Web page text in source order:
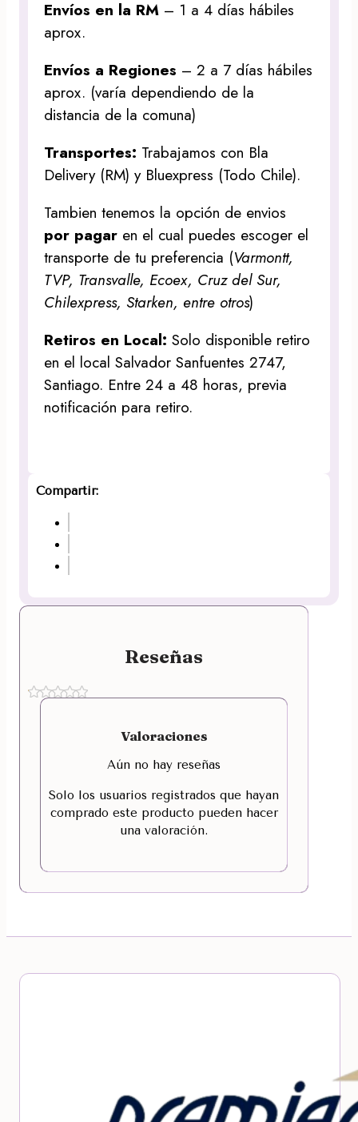
Envíos en la RM – 1 a 4 días hábiles
aprox.
Envíos a Regiones – 2 a 7 días hábiles
aprox. (varía dependiendo de la
distancia de la comuna)
Transportes: Trabajamos con Bla
Delivery (RM) y Bluexpress (Todo Chile).
Tambien tenemos la opción de envios
por pagar en el cual puedes escoger el
transporte de tu preferencia (Varmontt,
TVP, Transvalle, Ecoex, Cruz del Sur,
Chilexpress, Starken, entre otros)
Retiros en Local:Solo disponible retiro
en el local Salvador Sanfuentes 2747,
Santiago. Entre 24 a 48 horas, previa
notificación para retiro.
Compartir:
Reseñas
Valoraciones
Aún no hay reseñas
Solo los usuarios registrados que hayan
comprado este producto pueden hacer
una valoración.